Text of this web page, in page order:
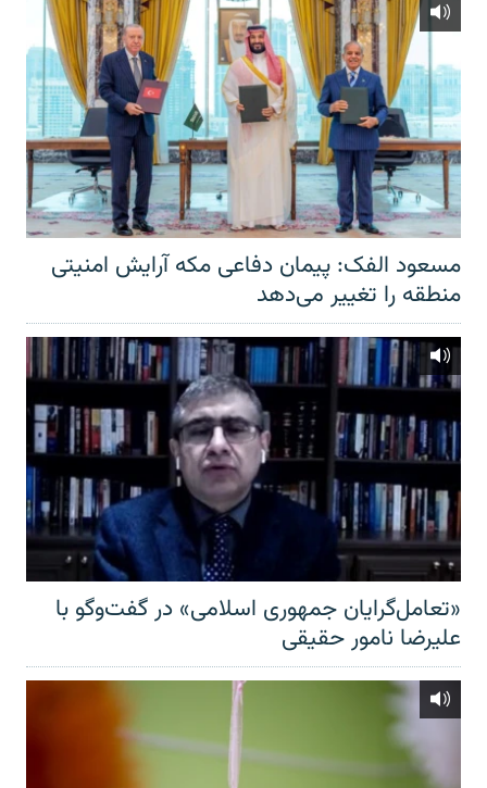
مسعود الفک: پیمان دفاعی مکه آرایش امنیتی
منطقه را تغییر می‌دهد
«تعامل‌گرایان جمهوری اسلامی» در گفت‌وگو با
علیرضا نامور حقیقی